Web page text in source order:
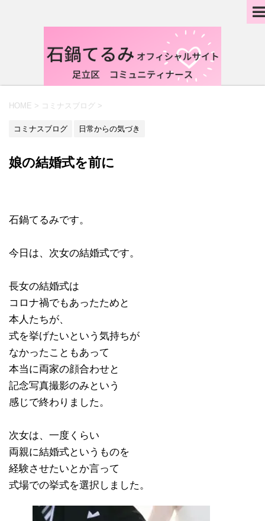
HOME > コミナスブログ >
コミナスブログ 日常からの気づき
娘の結婚式を前に
石鍋てるみです。
今日は、次女の結婚式です。
長女の結婚式は
コロナ禍でもあったためと
本人たちが、
式を挙げたいという気持ちが
なかったこともあって
本当に両家の顔合わせと
記念写真撮影のみという
感じで終わりました。
次女は、一度くらい
両親に結婚式というものを
経験させたいとか言って
式場での挙式を選択しました。